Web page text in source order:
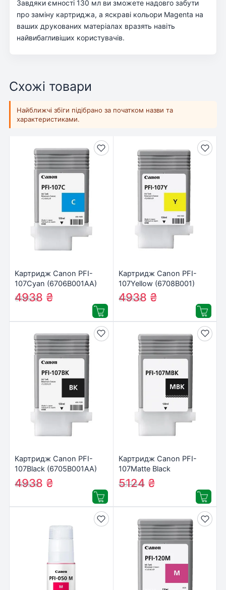
Завдяки ємності 130 мл ви зможете надовго забути
про заміну картриджа, а яскраві кольори Magenta на
ваших друкованих матеріалах вразять навіть
найвибагливіших користувачів.
Схожі товари
Найближчі збіги підібрано за початком назви та
характеристиками.
Картридж Canon PFI-
107Cyan (6706B001AA)
5185₴
4938 ₴
Картридж Canon PFI-
107Yellow (6708B001)
5185₴
4938 ₴
Картридж Canon PFI-
107Black (6705B001AA)
5185₴
4938 ₴
Картридж Canon PFI-
107Matte Black
(6704B001AA)
5338₴
5124 ₴